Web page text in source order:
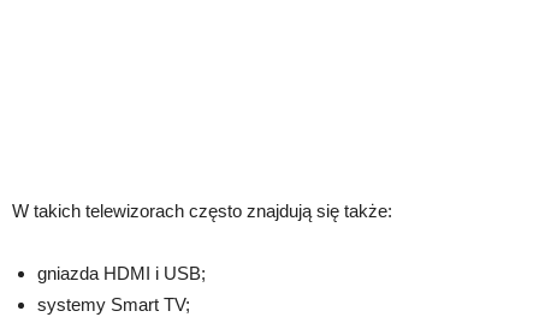
W takich telewizorach często znajdują się także:
gniazda HDMI i USB;
systemy Smart TV;